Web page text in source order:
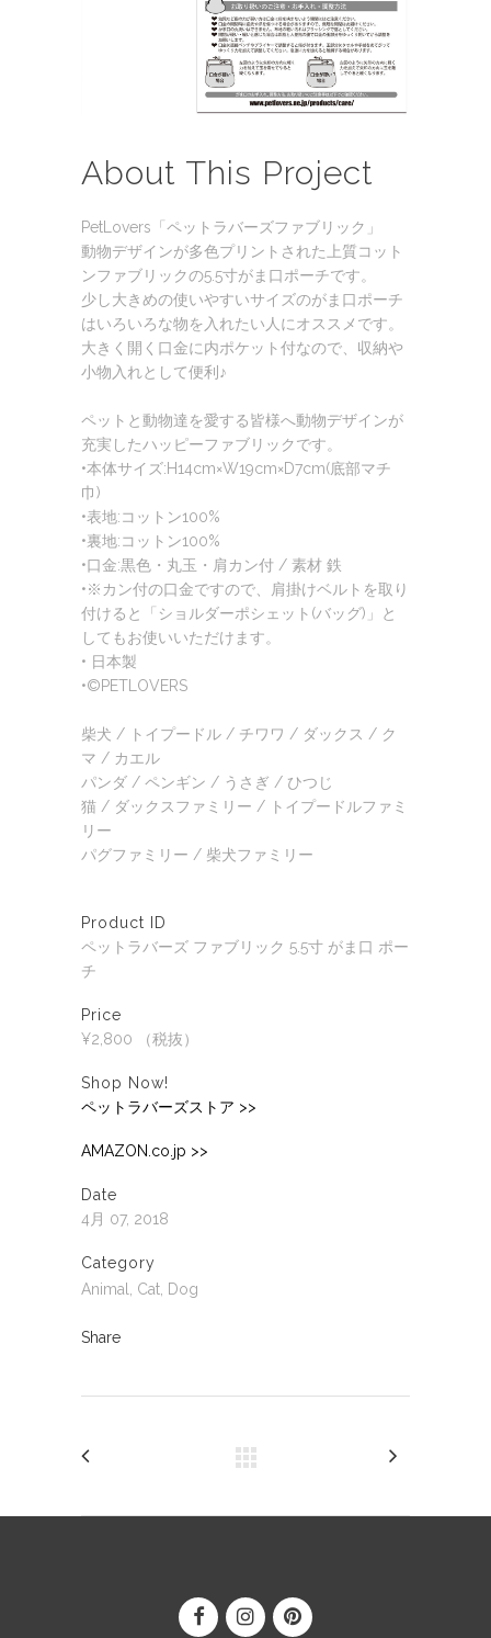
About This Project
PetLovers「ペットラバーズファブリック」
動物デザインが多色プリントされた上質コット
ンファブリックの5.5寸がま口ポーチです。
少し大きめの使いやすいサイズのがま口ポーチ
はいろいろな物を入れたい人にオススメです。
大きく開く口金に内ポケット付なので、収納や
小物入れとして便利♪
ペットと動物達を愛する皆様へ動物デザインが
充実したハッピーファブリックです。
•本体サイズ:H14cm×W19cm×D7cm(底部マチ
巾)
•表地:コットン100%
•裏地:コットン100%
•口金:黒色・丸玉・肩カン付 / 素材 鉄
•※カン付の口金ですので、肩掛けベルトを取り
付けると「ショルダーポシェット(バッグ)」と
してもお使いいただけます。
• 日本製
•©PETLOVERS
柴犬 / トイプードル / チワワ / ダックス / ク
マ / カエル
パンダ / ペンギン / うさぎ / ひつじ
猫 / ダックスファミリー / トイプードルファミ
リー
パグファミリー / 柴犬ファミリー
Product ID
ペットラバーズ ファブリック 5.5寸 がま口 ポー
チ
Price
¥2,800 （税抜）
Shop Now!
ペットラバーズストア >>
AMAZON.co.jp >>
Date
4月 07, 2018
Category
Animal, Cat, Dog
Share